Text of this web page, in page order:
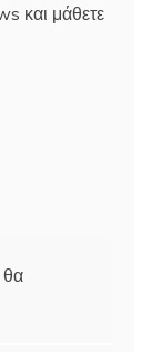
και μάθετε
θα